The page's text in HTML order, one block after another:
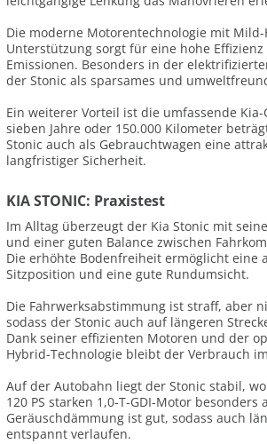
Die moderne Motorentechnologie mit
Unterstützung sorgt für eine hohe
Emissionen. Besonders in der
der Stonic als sparsames und
Ein weiterer Vorteil ist die umfassende
sieben Jahre oder 150.000 Kilometer
Stonic auch als Gebrauchtwagen eine
langfristiger Sicherheit.
KIA STONIC: Praxistest
Im Alltag überzeugt der Kia Stonic mit
und einer guten Balance zwischen
Die erhöhte Bodenfreiheit ermöglicht eine
Sitzposition und eine gute Rundumsicht.
Die Fahrwerksabstimmung ist straff, aber
sodass der Stonic auch auf längeren
Dank seiner effizienten Motoren und der
Hybrid-Technologie bleibt der Verbrauch
Auf der Autobahn liegt der Stonic stabil,
120 PS starken 1,0-T-GDI-Motor besonders
Geräuschdämmung ist gut, sodass auch
entspannt verlaufen.